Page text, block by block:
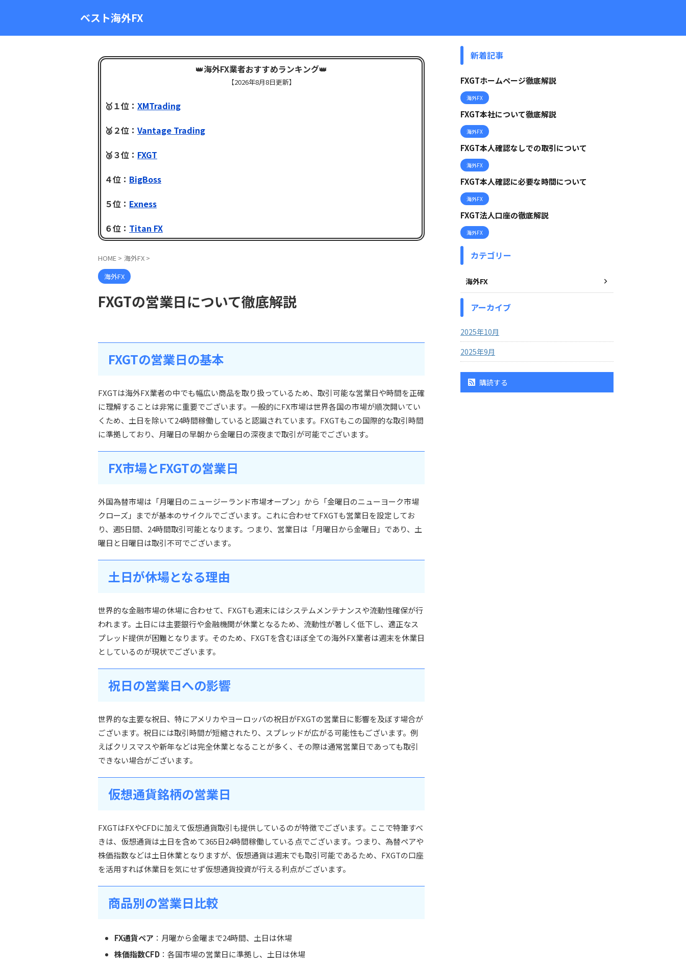
ベスト海外FX
👑海外FX業者おすすめランキング👑
【2026年8月8日更新】
🥇１位： XMTrading
🥈２位： Vantage Trading
🥉３位： FXGT
４位： BigBoss
５位： Exness
６位： Titan FX
HOME > 海外FX >
海外FX
FXGTの営業日について徹底解説
FXGTの営業日の基本
FXGTは海外FX業者の中でも幅広い商品を取り扱っているため、取引可能な営業日や時間を正確
に理解することは非常に重要でございます。一般的にFX市場は世界各国の市場が順次開いてい
くため、土日を除いて24時間稼働していると認識されています。FXGTもこの国際的な取引時間
に準拠しており、月曜日の早朝から金曜日の深夜まで取引が可能でございます。
FX市場とFXGTの営業日
外国為替市場は「月曜日のニュージーランド市場オープン」から「金曜日のニューヨーク市場
クローズ」までが基本のサイクルでございます。これに合わせてFXGTも営業日を設定してお
り、週5日間、24時間取引可能となります。つまり、営業日は「月曜日から金曜日」であり、土
曜日と日曜日は取引不可でございます。
土日が休場となる理由
世界的な金融市場の休場に合わせて、FXGTも週末にはシステムメンテナンスや流動性確保が行
われます。土日には主要銀行や金融機関が休業となるため、流動性が著しく低下し、適正なス
プレッド提供が困難となります。そのため、FXGTを含むほぼ全ての海外FX業者は週末を休業日
としているのが現状でございます。
祝日の営業日への影響
世界的な主要な祝日、特にアメリカやヨーロッパの祝日がFXGTの営業日に影響を及ぼす場合が
ございます。祝日には取引時間が短縮されたり、スプレッドが広がる可能性もございます。例
えばクリスマスや新年などは完全休業となることが多く、その際は通常営業日であっても取引
できない場合がございます。
仮想通貨銘柄の営業日
FXGTはFXやCFDに加えて仮想通貨取引も提供しているのが特徴でございます。ここで特筆すべ
きは、仮想通貨は土日を含めて365日24時間稼働している点でございます。つまり、為替ペアや
株価指数などは土日休業となりますが、仮想通貨は週末でも取引可能であるため、FXGTの口座
を活用すれば休業日を気にせず仮想通貨投資が行える利点がございます。
商品別の営業日比較
FX通貨ペア ：月曜から金曜まで24時間、土日は休場
株価指数CFD ：各国市場の営業日に準拠し、土日は休場
新着記事
FXGTホームページ徹底解説
海外FX
FXGT本社について徹底解説
海外FX
FXGT本人確認なしでの取引について
海外FX
FXGT本人確認に必要な時間について
海外FX
FXGT法人口座の徹底解説
海外FX
カテゴリー
海外FX
アーカイブ
2025年10月
2025年9月
購読する